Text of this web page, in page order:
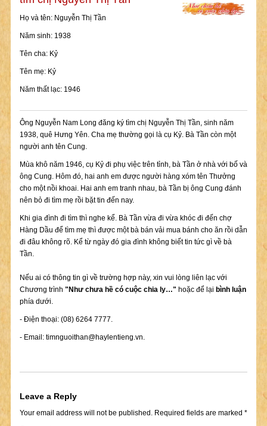
Họ và tên: Nguyễn Thị Tần
Năm sinh: 1938
Tên cha: Kỷ
Tên mẹ: Kỷ
Năm thất lạc: 1946
Ông Nguyễn Nam Long đăng ký tìm chị Nguyễn Thị Tần, sinh năm
1938, quê Hưng Yên. Cha mẹ thường gọi là cụ Kỷ. Bà Tần còn một
người anh tên Cung.
Mùa khô năm 1946, cụ Kỷ đi phụ việc trên tỉnh, bà Tần ở nhà với bố và
ông Cung. Hôm đó, hai anh em được người hàng xóm tên Thưởng
cho một nồi khoai. Hai anh em tranh nhau, bà Tần bị ông Cung đánh
nên bỏ đi tìm mẹ rồi bặt tin đến nay.
Khi gia đình đi tìm thì nghe kể. Bà Tần vừa đi vừa khóc đi đến chợ
Hàng Dầu để tìm mẹ thì được một bà bán vải mua bánh cho ăn rồi dẫn
đi đâu không rõ. Kể từ ngày đó gia đình không biết tin tức gì về bà
Tần.
Nếu ai có thông tin gì về trường hợp này, xin vui lòng liên lạc với
Chương trình "Như chưa hề có cuộc chia ly…" hoặc để lại bình luận
phía dưới.
- Điện thoại: (08) 6264 7777.
- Email: timnguoithan@haylentieng.vn.
Leave a Reply
Your email address will not be published.Required fields are marked *